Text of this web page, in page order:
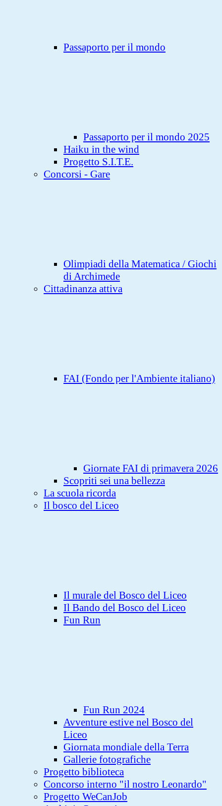
Passaporto per il mondo
Passaporto per il mondo 2025
Haiku in the wind
Progetto S.I.T.E.
Concorsi - Gare
Olimpiadi della Matematica / Giochi
di Archimede
Cittadinanza attiva
FAI (Fondo per l'Ambiente italiano)
Giornate FAI di primavera 2026
Scopriti sei una bellezza
La scuola ricorda
Il bosco del Liceo
Il murale del Bosco del Liceo
Il Bando del Bosco del Liceo
Fun Run
Fun Run 2024
Avventure estive nel Bosco del
Liceo
Giornata mondiale della Terra
Gallerie fotografiche
Progetto biblioteca
Concorso interno "il nostro Leonardo"
Progetto WeCanJob